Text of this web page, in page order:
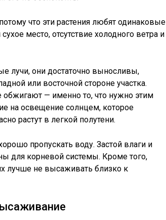
что эти растения любят одинаковые
место, отсутствие холодного ветра и
лучи, они достаточно выносливы,
или восточной стороне участка.
обжигают — именно то, что нужно этим
на освещение солнцем, которое
растут в легкой полутени.
пропускать воду. Застой влаги и
для корневой системы. Кроме того,
лучше не высаживать близко к